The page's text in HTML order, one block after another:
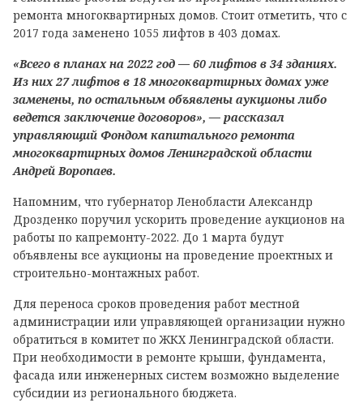
ремонта многоквартирных домов. Стоит отметить, что с
2017 года заменено 1055 лифтов в 403 домах.
«Всего в планах на 2022 год — 60 лифтов в 34 зданиях.
Из них 27 лифтов в 18 многоквартирных домах уже
заменены, по остальным объявлены аукционы либо
ведется заключение договоров», ― рассказал
управляющий Фондом капитального ремонта
многоквартирных домов Ленинградской области
Андрей Воропаев.
Напомним, что губернатор Ленобласти Александр
Дрозденко поручил ускорить проведение аукционов на
работы по капремонту-2022. До 1 марта будут
объявлены все аукционы на проведение проектных и
строительно-монтажных работ.
Для переноса сроков проведения работ местной
администрации или управляющей организации нужно
обратиться в комитет по ЖКХ Ленинградской области.
При необходимости в ремонте крыши, фундамента,
фасада или инженерных систем возможно выделение
субсидии из регионального бюджета.